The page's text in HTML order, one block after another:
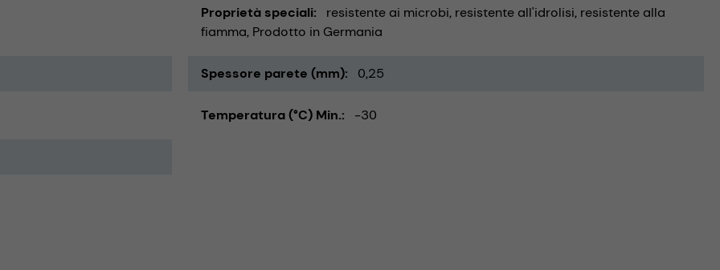
Proprietà speciali resistente ai microbi resistente all'idrolisi resistente alla
fiamma Prodotto in Germania
Spessore parete (mm) 0,25
Temperatura (°C) Min. -30